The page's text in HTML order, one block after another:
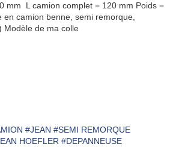
mm L camion complet = 120 mm Poids =
en camion benne, semi remorque,
Modèle de ma colle
#JEAN #SEMI REMORQUE
HOEFLER #DEPANNEUSE